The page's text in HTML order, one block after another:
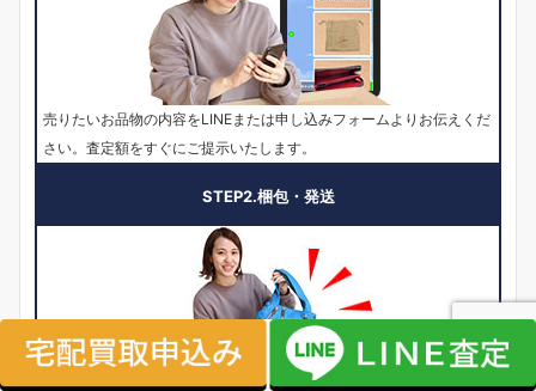
売りたいお品物の内容をLINEまたは申し込みフォームよりお伝えくだ
さい。査定額をすぐにご提示いたします。
STEP2.梱包・発送